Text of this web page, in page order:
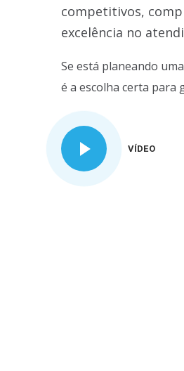
competitivos,
excelência no
Se está planeando
é a escolha certa para
VÍDEO